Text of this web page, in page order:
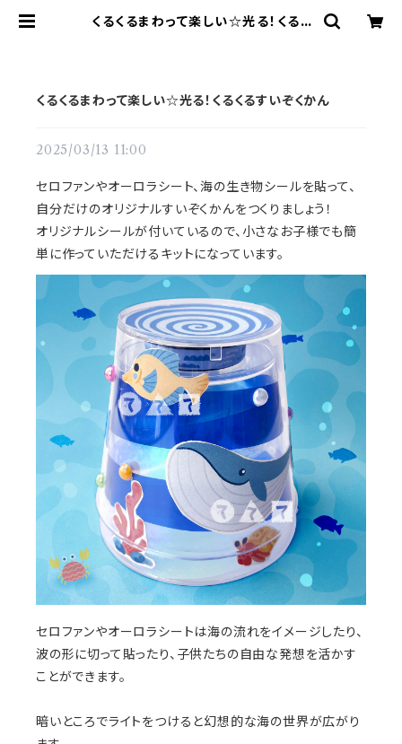
くるくるまわって楽しい☆光る！くるく
くるくるまわって楽しい☆光る！くるくるすいぞくかん
2025/03/13 11:00
セロファンやオーロラシート、海の生き物シールを貼って、
自分だけのオリジナルすいぞくかんをつくりましょう！
オリジナルシールが付いているので、小さなお子様でも簡
単に作っていただけるキットになっています。
セロファンやオーロラシートは海の流れをイメージしたり、
波の形に切って貼ったり、子供たちの自由な発想を活かす
ことができます。
暗いところでライトをつけると幻想的な海の世界が広がり